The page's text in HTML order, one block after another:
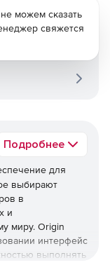
Подробнее
для
выбирают
в
и
миру. Origin
интерфейс
выполнять
можем сказать
свяжется